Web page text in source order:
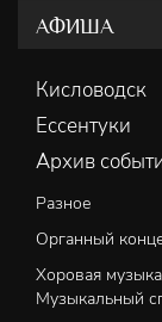
АФИША
Кисловодск
Ессентуки
Архив
Разное
Органный
Хоровая музыка
Музыкальный